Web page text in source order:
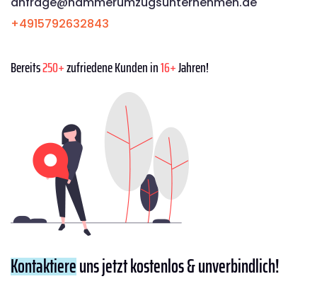
+4915792632843
Bereits250+zufriedene Kunden in16+Jahren!
Kontaktiereuns jetzt kostenlos & unverbindlich!